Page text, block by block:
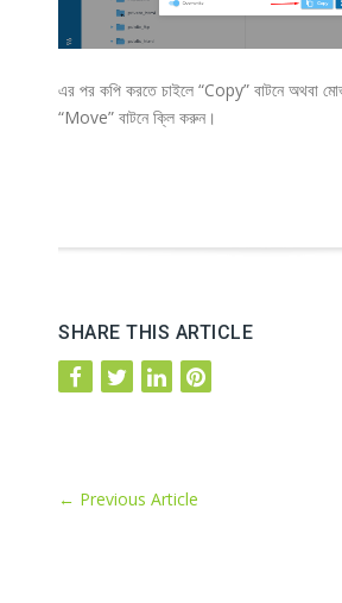
এর পর কপি করতে চাইলে “Copy” বাটনে অথবা
“Move” বাটনে ক্লি করুন।
SHARE THIS ARTICLE
← Previous Article